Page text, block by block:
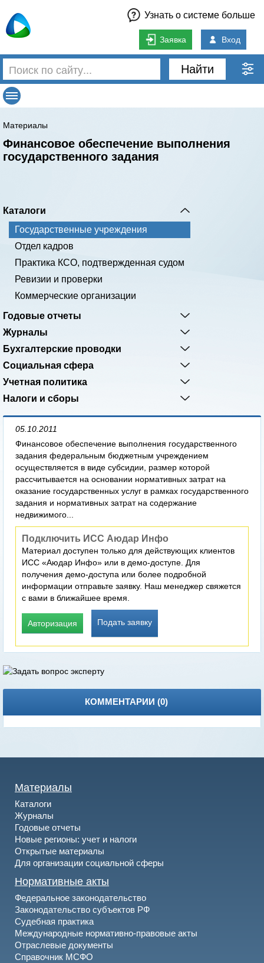
Узнать о системе больше
Заявка Вход
Найти
Материалы
Финансовое обеспечение выполнения
государственного задания
Каталоги
Государственные учреждения
Отдел кадров
Практика КСО, подтвержденная судом
Ревизии и проверки
Коммерческие организации
Годовые отчеты
Журналы
Бухгалтерские проводки
Социальная сфера
Учетная политика
Налоги и сборы
05.10.2011
Финансовое обеспечение выполнения государственного
задания федеральным бюджетным учреждением
осуществляется в виде субсидии, размер которой
рассчитывается на основании нормативных затрат на
оказание государственных услуг в рамках государственного
задания и нормативных затрат на содержание
недвижимого...
Подключить ИСС Аюдар Инфо
Материал доступен только для действующих клиентов
ИСС «Аюдар Инфо» или в демо-доступе. Для
получения демо-доступа или более подробной
информации отправьте заявку. Наш менеджер свяжется
с вами в ближайшее время.
Авторизация Подать заявку
КОММЕНТАРИИ (0)
Материалы
Каталоги
Журналы
Годовые отчеты
Новые регионы: учет и налоги
Открытые материалы
Для организации социальной сферы
Нормативные акты
Федеральное законодательство
Законодательство субъектов РФ
Судебная практика
Международные нормативно-правовые акты
Отраслевые документы
Справочник МСФО